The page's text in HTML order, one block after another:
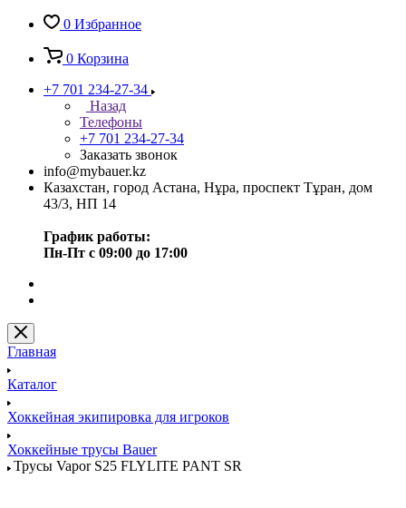
0 Избранное
0 Корзина
+7 701 234-27-34
Назад
Телефоны
+7 701 234-27-34
Заказать звонок
info@mybauer.kz
Казахстан, город Астана, Нұра, проспект Тұран, дом
43/3, НП 14
График работы:
Пн-Пт с 09:00 до 17:00
Главная
Каталог
Хоккейная экипировка для игроков
Хоккейные трусы Bauer
Трусы Vapor S25 FLYLITE PANT SR